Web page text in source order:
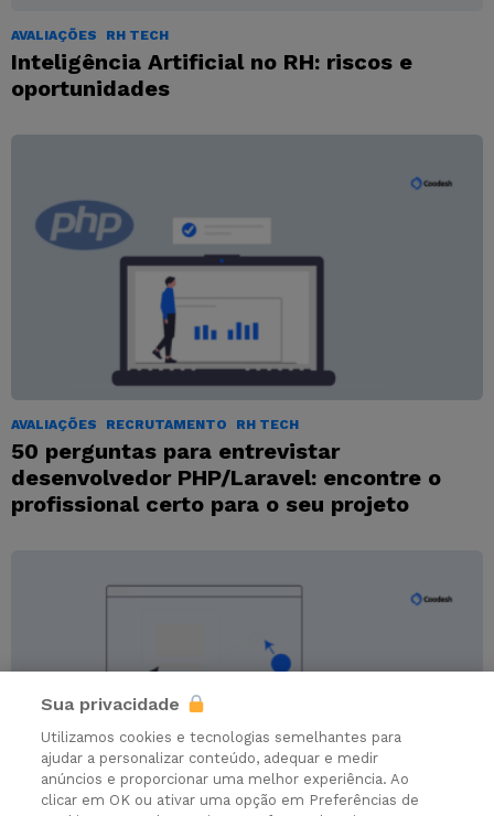
AVALIAÇÕES RH TECH
Inteligência Artificial no RH: riscos e
oportunidades
AVALIAÇÕES RECRUTAMENTO RH TECH
50 perguntas para entrevistar
desenvolvedor PHP/Laravel: encontre o
profissional certo para o seu projeto
Sua privacidade
Utilizamos cookies e tecnologias semelhantes para
ajudar a personalizar conteúdo, adequar e medir
anúncios e proporcionar uma melhor experiência. Ao
clicar em OK ou ativar uma opção em Preferências de